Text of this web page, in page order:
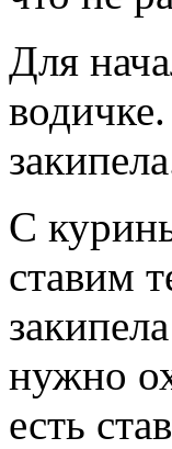
Для
С
ставим
нужно
есть